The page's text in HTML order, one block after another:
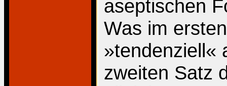
aseptischen
Was im
»tendenziell«
zweiten Satz